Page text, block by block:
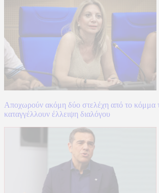
Αποχωρούν ακόμη δύο στελέχη από το κόμμα
καταγγέλλουν έλλειψη διαλόγου